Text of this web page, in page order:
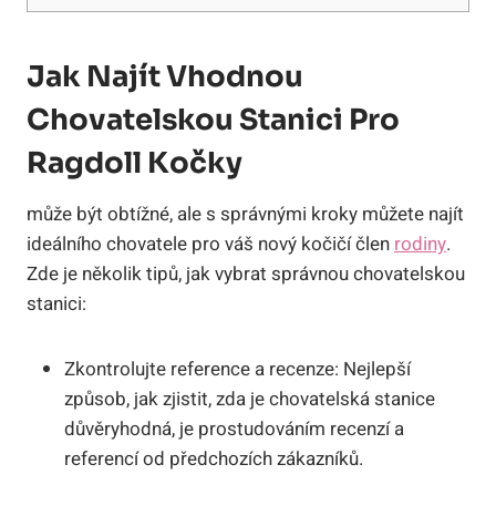
Jak Najít Vhodnou
Chovatelskou Stanici Pro
Ragdoll Kočky
může ⁤být‌ obtížné, ale s správnými kroky ‌můžete najít
ideálního chovatele⁣ pro váš nový⁣ kočičí člen‌ rodiny.
Zde je několik tipů, ‌jak vybrat ​správnou ⁢chovatelskou
stanici:
Zkontrolujte reference a ⁤recenze: Nejlepší
způsob, ‌jak ⁣zjistit, zda ⁢je ‌chovatelská ‌stanice
důvěryhodná, je prostudováním recenzí a ​
referencí od⁣ předchozích zákazníků.